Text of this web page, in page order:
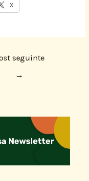
X
seguinte
→
Newsletter